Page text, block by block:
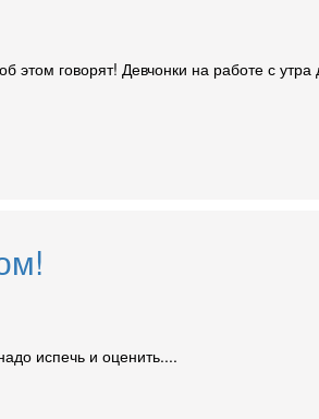
этом говорят! Девчонки на работе с
испечь и оценить....